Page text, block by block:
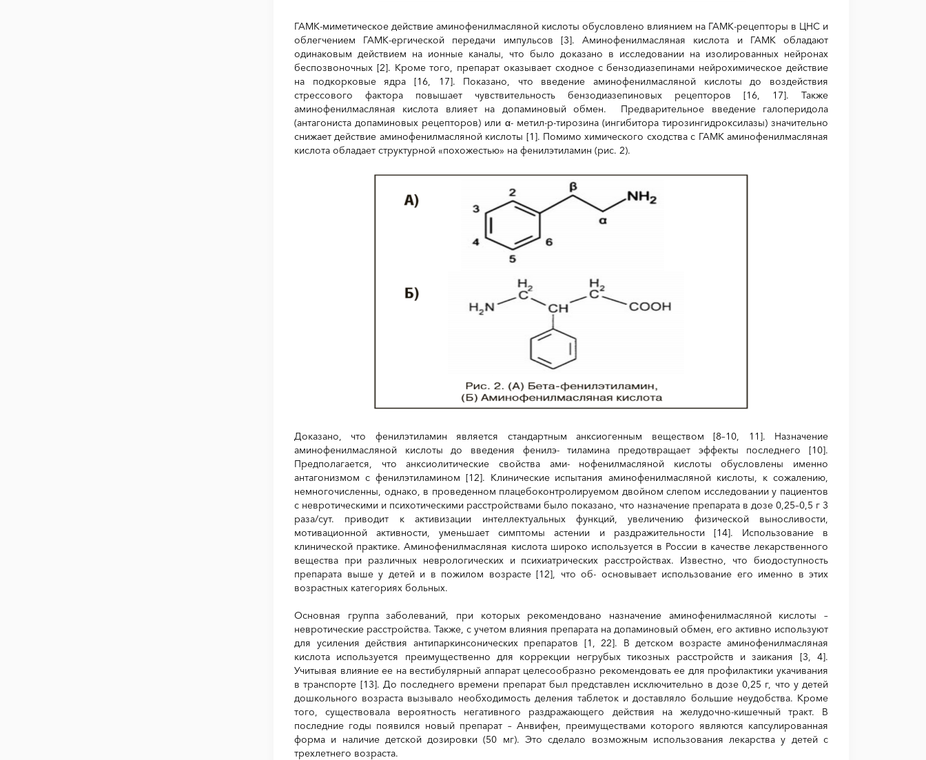
ГАМК-миметическое действие аминофенилмасляной кислоты обусловлено влиянием на ГАМК-рецепторы в ЦНС и
облегчением ГАМК-ергической передачи импульсов [3]. Аминофенилмасляная кислота и ГАМК обладают
одинаковым действием на ионные каналы, что было доказано в исследовании на изолированных нейронах
беспозвоночных [2]. Кроме того, препарат оказывает сходное с бензодиазепинами нейрохимическое действие
на подкорковые ядра [16, 17]. Показано, что введение аминофенилмасляной кислоты до воздействия
стрессового фактора повышает чувствительность бензодиазепиновых рецепторов [16, 17]. Также
аминофенилмасляная кислота влияет на допаминовый обмен. Предварительное введение галоперидола
(антагониста допаминовых рецепторов) или α- метил-p-тирозина (ингибитора тирозингидроксилазы) значительно
снижает действие аминофенилмасляной кислоты [1]. Помимо химического сходства с ГАМК аминофенилмасляная
кислота обладает структурной «похожестью» на фенилэтиламин (рис. 2).
Доказано, что фенилэтиламин является стандартным анксиогенным веществом [8–10, 11]. Назначение
аминофенилмасляной кислоты до введения фенилэ- тиламина предотвращает эффекты последнего [10].
Предполагается, что анксиолитические свойства ами- нофенилмасляной кислоты обусловлены именно
антагонизмом с фенилэтиламином [12]. Клинические испытания аминофенилмасляной кислоты, к сожалению,
немногочисленны, однако, в проведенном плацебоконтролируемом двойном слепом исследовании у пациентов
с невротическими и психотическими расстройствами было показано, что назначение препарата в дозе 0,25–0,5 г 3
раза/сут. приводит к активизации интеллектуальных функций, увеличению физической выносливости,
мотивационной активности, уменьшает симптомы астении и раздражительности [14]. Использование в
клинической практике. Аминофенилмасляная кислота широко используется в России в качестве лекарственного
вещества при различных неврологических и психиатрических расстройствах. Известно, что биодоступность
препарата выше у детей и в пожилом возрасте [12], что об- основывает использование его именно в этих
возрастных категориях больных.
Основная группа заболеваний, при которых рекомендовано назначение аминофенилмасляной кислоты –
невротические расстройства. Также, с учетом влияния препарата на допаминовый обмен, его активно используют
для усиления действия антипаркинсонических препаратов [1, 22]. В детском возрасте аминофенилмасляная
кислота используется преимущественно для коррекции негрубых тикозных расстройств и заикания [3, 4].
Учитывая влияние ее на вестибулярный аппарат целесообразно рекомендовать ее для профилактики укачивания
в транспорте [13]. До последнего времени препарат был представлен исключительно в дозе 0,25 г, что у детей
дошкольного возраста вызывало необходимость деления таблеток и доставляло большие неудобства. Кроме
того, существовала вероятность негативного раздражающего действия на желудочно-кишечный тракт. В
последние годы появился новый препарат – Анвифен, преимуществами которого являются капсулированная
форма и наличие детской дозировки (50 мг). Это сделало возможным использования лекарства у детей с
трехлетнего возраста.